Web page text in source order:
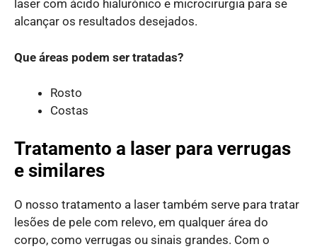
laser com ácido hialurónico e microcirurgia para se
alcançar os resultados desejados.
Que áreas podem ser tratadas?
Rosto
Costas
Tratamento a laser para verrugas
e similares
O nosso tratamento a laser também serve para tratar
lesões de pele com relevo, em qualquer área do
corpo, como verrugas ou sinais grandes. Com o